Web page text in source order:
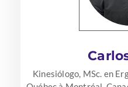
Kinesiólogo, MSc. en